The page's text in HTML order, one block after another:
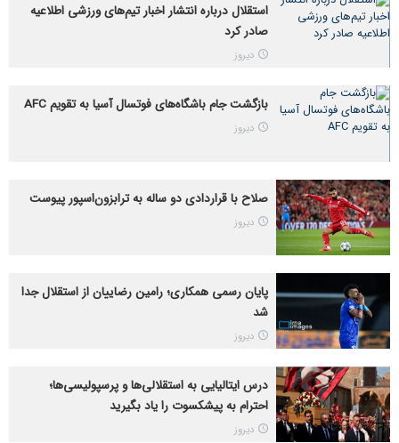
استقلال درباره انتشار اخبار تیم‌های ورزشی اطلاعیه
صادر کرد
دیروز
بازگشت جام باشگاه‌های فوتسال آسیا به تقویم AFC
دیروز
صلاح با قراردادی دو ساله به ترابزون‌اسپور پیوست
دیروز
پایان رسمی همکاری؛ رامین رضاییان از استقلال جدا
شد
دیروز
درس ایتالیایی‌ به استقلالی‌ها و پرسپولیسی‌ها؛
احترام به پیشکسوت را یاد بگیرید
دیروز